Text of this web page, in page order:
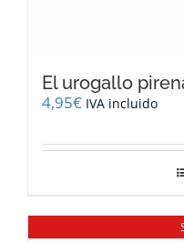
El urogallo
4,95€ IVA incluido